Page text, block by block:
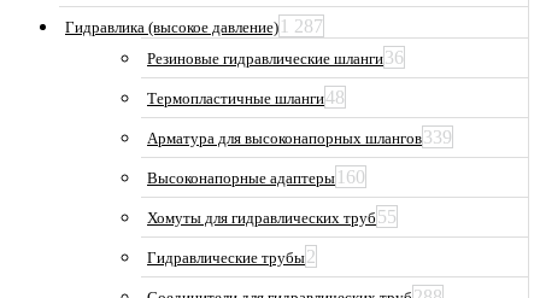
Гидравлика (высокое давление) 1 287
Резиновые гидравлические шланги36
Термопластичные шланги48
Арматура для высоконапорных шлангов339
Высоконапорные адаптеры 160
Хомуты для гидравлических труб 55
Гидравлические трубы2